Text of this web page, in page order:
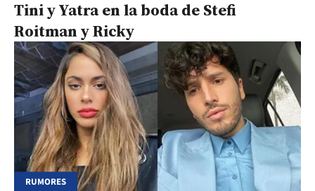
Tini y Yatra en la boda de Stefi
Roitman y Ricky
RUMORES